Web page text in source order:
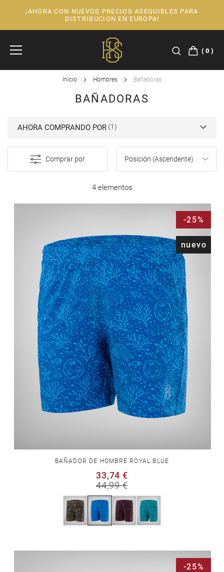
¡AHORA CON NUEVOS PRECIOS ASEQUIBLES PARA
DISTRIBUCION EN EUROPA!
0
Inicio Hombres Bañadoras
BAÑADORAS
Comprar por
AHORA COMPRANDO POR
4 elementos
-25%
nuevo
BAÑADOR DE HOMBRE ROYAL BLUE
33,74 €
44,99 €
-25%